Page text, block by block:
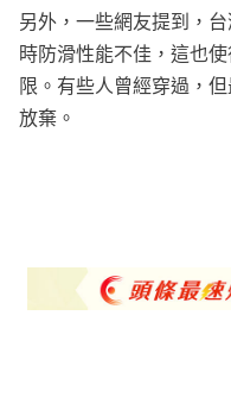
另外，一些網友提到，
時防滑性能不佳，這也
限。有些人曾經穿過，
放棄。